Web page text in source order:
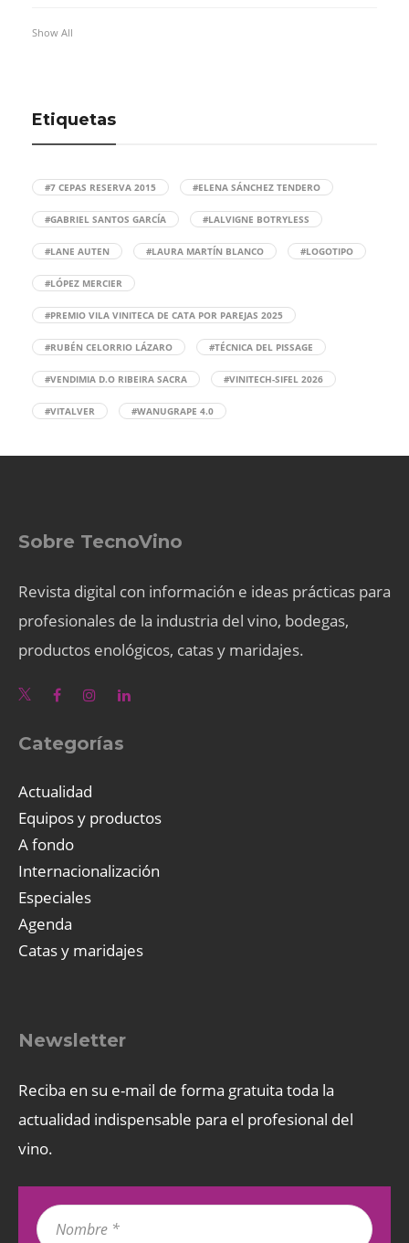
Show All
Etiquetas
#7 CEPAS RESERVA 2015 #ELENA SÁNCHEZ TENDERO
#GABRIEL SANTOS GARCÍA #LALVIGNE BOTRYLESS
#LANE AUTEN #LAURA MARTÍN BLANCO #LOGOTIPO
#LÓPEZ MERCIER
#PREMIO VILA VINITECA DE CATA POR PAREJAS 2025
#RUBÉN CELORRIO LÁZARO #TÉCNICA DEL PISSAGE
#VENDIMIA D.O RIBEIRA SACRA #VINITECH-SIFEL 2026
#VITALVER #WANUGRAPE 4.0
Sobre TecnoVino
Revista digital con información e ideas prácticas para
profesionales de la industria del vino, bodegas,
productos enológicos, catas y maridajes.
Categorías
Actualidad
Equipos y productos
A fondo
Internacionalización
Especiales
Agenda
Catas y maridajes
Newsletter
Reciba en su e-mail de forma gratuita toda la
actualidad indispensable para el profesional del
vino.